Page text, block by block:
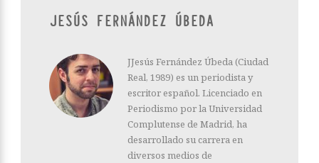
JESÚS FERNÁNDEZ ÚBEDA
JJesús Fernández Úbeda (Ciudad
Real, 1989) es un periodista y
escritor español. Licenciado en
Periodismo por la Universidad
Complutense de Madrid, ha
desarrollado su carrera en
diversos medios de